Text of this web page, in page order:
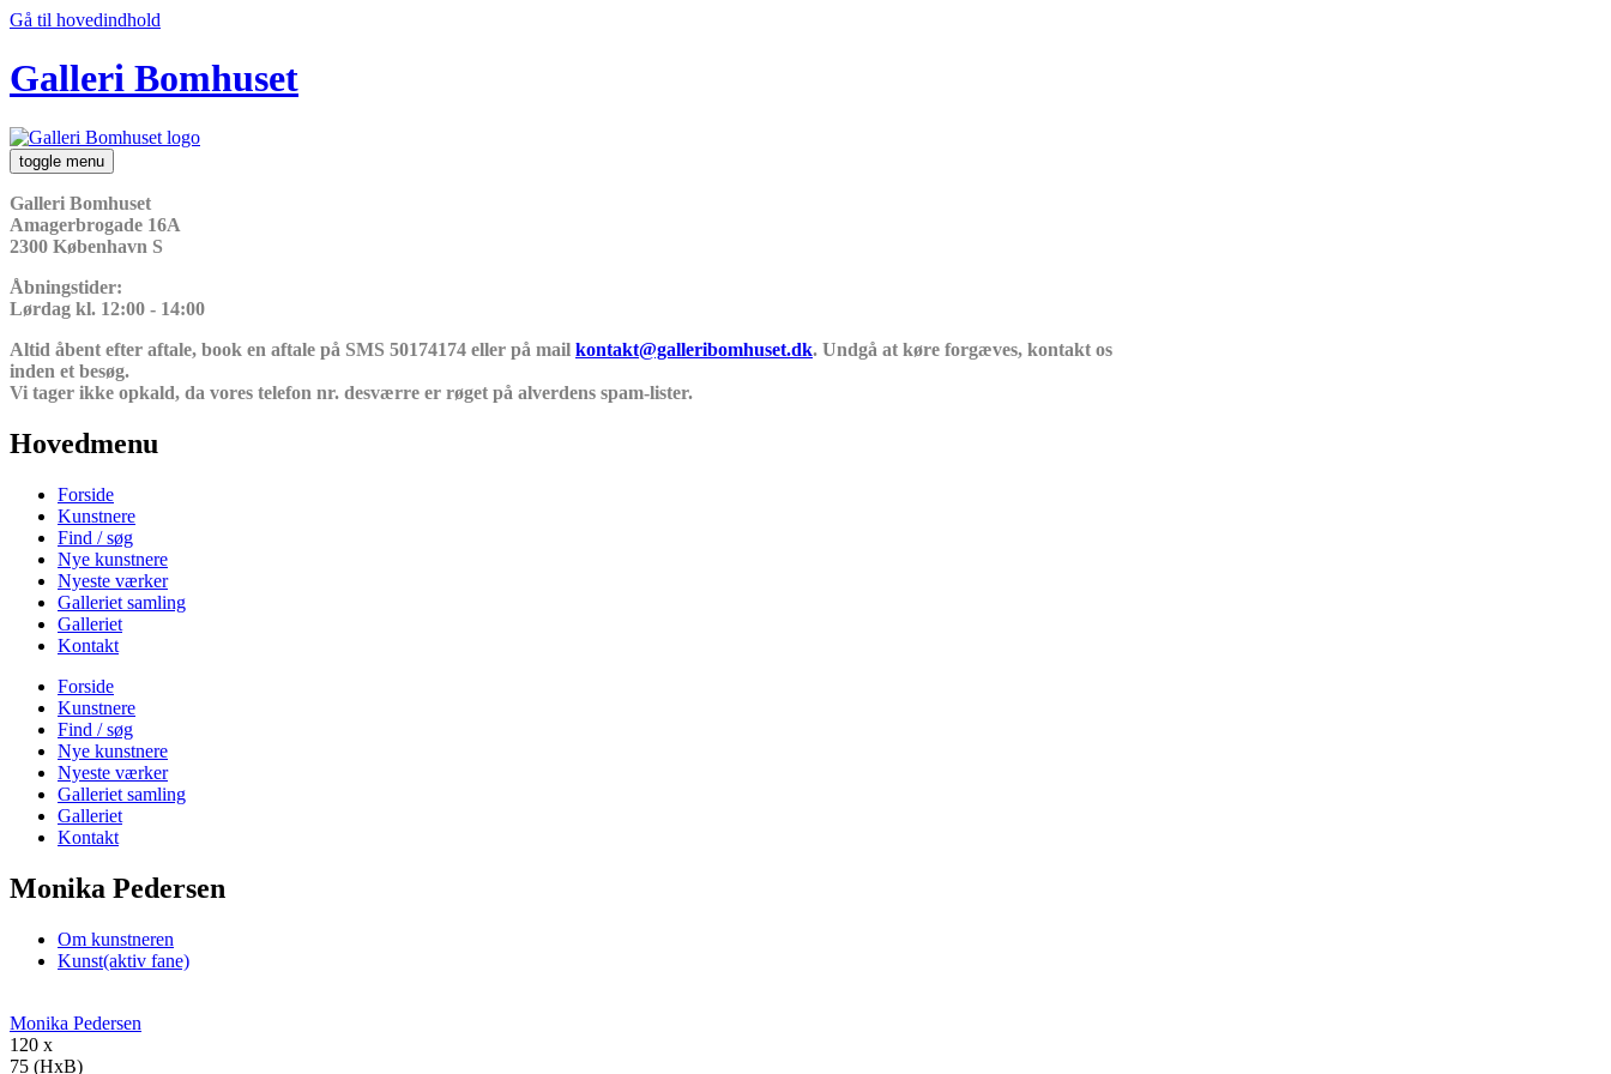
Gå til hovedindhold
Galleri Bomhuset
toggle menu
Galleri Bomhuset
Amagerbrogade 16A
2300 København S
Åbningstider:
Lørdag kl. 12:00 - 14:00
Altid åbent efter aftale, book en aftale på SMS 50174174 eller på mail kontakt@galleribomhuset.dk. Undgå at køre forgæves, kontakt os
inden et besøg.
Vi tager ikke opkald, da vores telefon nr. desværre er røget på alverdens spam-lister.
Hovedmenu
Forside
Kunstnere
Find / søg
Nye kunstnere
Nyeste værker
Galleriet samling
Galleriet
Kontakt
Forside
Kunstnere
Find / søg
Nye kunstnere
Nyeste værker
Galleriet samling
Galleriet
Kontakt
Monika Pedersen
Om kunstneren
Kunst(aktiv fane)
Monika Pedersen
120 x
75 (HxB)